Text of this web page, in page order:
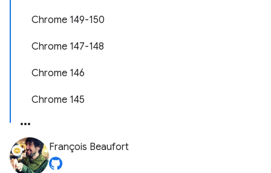
Chrome 149-150
Chrome 147-148
Chrome 146
Chrome 145
François Beaufort